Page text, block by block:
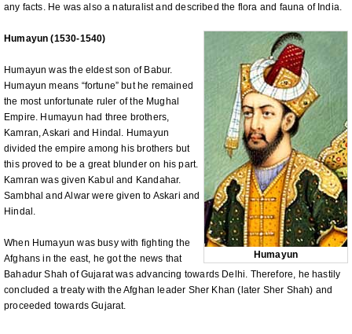
any facts. He was also a naturalist and described the flora and fauna of India.
Humayun
Humayun (1530-1540)
Humayun was the eldest son of Babur.
Humayun means “fortune” but he remained
the most unfortunate ruler of the Mughal
Empire. Humayun had three brothers,
Kamran, Askari and Hindal. Humayun
divided the empire among his brothers but
this proved to be a great blunder on his part.
Kamran was given Kabul and Kandahar.
Sambhal and Alwar were given to Askari and
Hindal.
When Humayun was busy with fighting the
Afghans in the east, he got the news that
Bahadur Shah of Gujarat was advancing towards Delhi. Therefore, he hastily
concluded a treaty with the Afghan leader Sher Khan (later Sher Shah) and
proceeded towards Gujarat.